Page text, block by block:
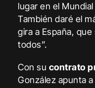
lugar en el
También daré el
gira a España,
todos”.
Con su contrato
González apunta